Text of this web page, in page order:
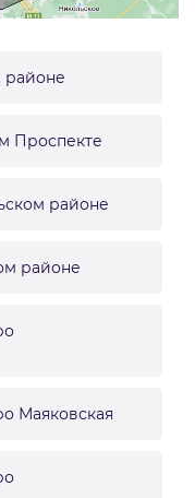
районе
Проспекте
районе
районе
Маяковская